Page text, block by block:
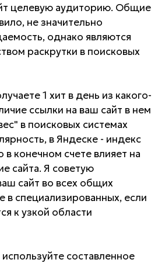
целевую аудиторию. Общие
не значительно
однако являются
раскрутки в поисковых
1 хит в день из какого-
ссылки на ваш сайт в нем
в поисковых системах
в Яндеске - индекс
в конечном счете влияет на
сайта. Я советую
сайт во всех общих
в специализированных, если
к узкой области
составленное